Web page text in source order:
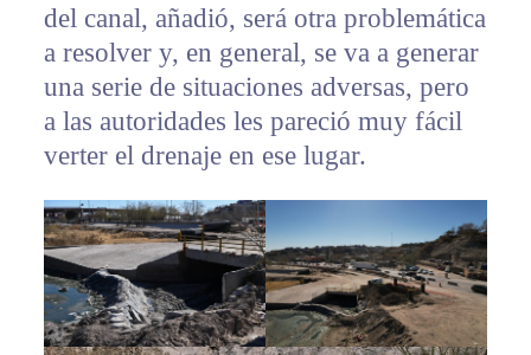
del canal, añadió, será otra problemática
a resolver y, en general, se va a generar
una serie de situaciones adversas, pero
a las autoridades les pareció muy fácil
verter el drenaje en ese lugar.